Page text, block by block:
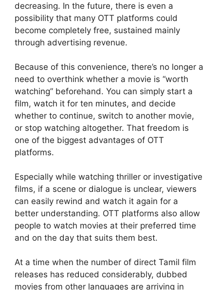
decreasing. In the future, there is even a
possibility that many OTT platforms could
become completely free, sustained mainly
through advertising revenue.
Because of this convenience, there’s no longer a
need to overthink whether a movie is “worth
watching” beforehand. You can simply start a
film, watch it for ten minutes, and decide
whether to continue, switch to another movie,
or stop watching altogether. That freedom is
one of the biggest advantages of OTT
platforms.
Especially while watching thriller or investigative
films, if a scene or dialogue is unclear, viewers
can easily rewind and watch it again for a
better understanding. OTT platforms also allow
people to watch movies at their preferred time
and on the day that suits them best.
At a time when the number of direct Tamil film
releases has reduced considerably, dubbed
movies from other languages are arriving in